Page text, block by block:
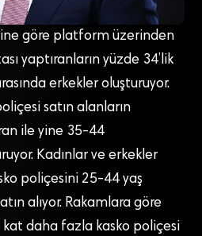
göre platform üzerinden
yaptıranların yüzde 34’lik
erkekler oluşturuyor.
satın alanların
ile yine 35-44
Kadınlar ve erkekler
poliçesini 25-44 yaş
alıyor. Rakamlara göre
kat daha fazla kasko poliçesi